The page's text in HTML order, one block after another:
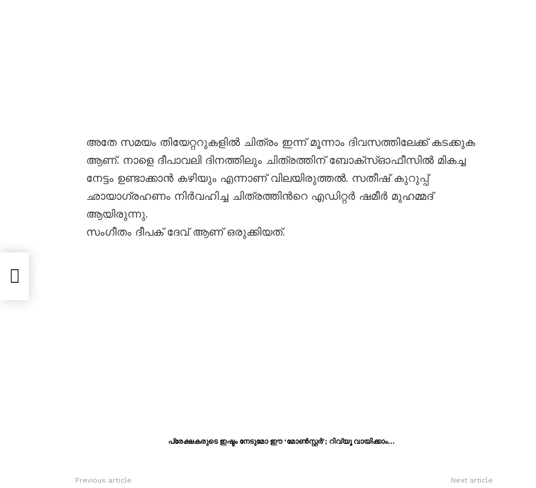
അതേ സമയം തിയേറ്ററുകളില്‍ ചിത്രം ഇന്ന് മൂന്നാം ദിവസത്തിലേക്ക് കടക്കുക
ആണ്. നാളെ ദീപാവലി ദിനത്തിലും ചിത്രത്തിന് ബോക്സ്‌ഓഫീസില്‍ മികച്ച
നേട്ടം ഉണ്ടാക്കാന്‍ കഴിയും എന്നാണ് വിലയിരുത്തല്‍. സതീഷ് കുറുപ്പ്
ഛായാഗ്രഹണം നിര്‍വഹിച്ച ചിത്രത്തിന്‍റെ എഡിറ്റര്‍ ഷമീർ മുഹമ്മദ്
ആയിരുന്നു.
സംഗീതം ദീപക് ദേവ് ആണ് ഒരുക്കിയത്.
പ്രേക്ഷകരുടെ ഇഷ്ടം നേടുമോ ഈ ‘മോൺസ്റ്റർ’; റിവ്യൂ വായിക്കാം…
Previous article Next article